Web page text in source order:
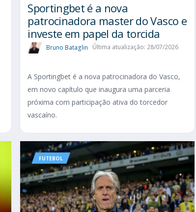
Sportingbet é a nova
patrocinadora master do Vasco e
investe em papel da torcida
Bruno Bataglin Última atualização: 28/07/2026
A Sportingbet é a nova patrocinadora do Vasco,
em novo capítulo que inaugura uma parceria
próxima com participação ativa do torcedor
vascaíno.
FUTEBOL